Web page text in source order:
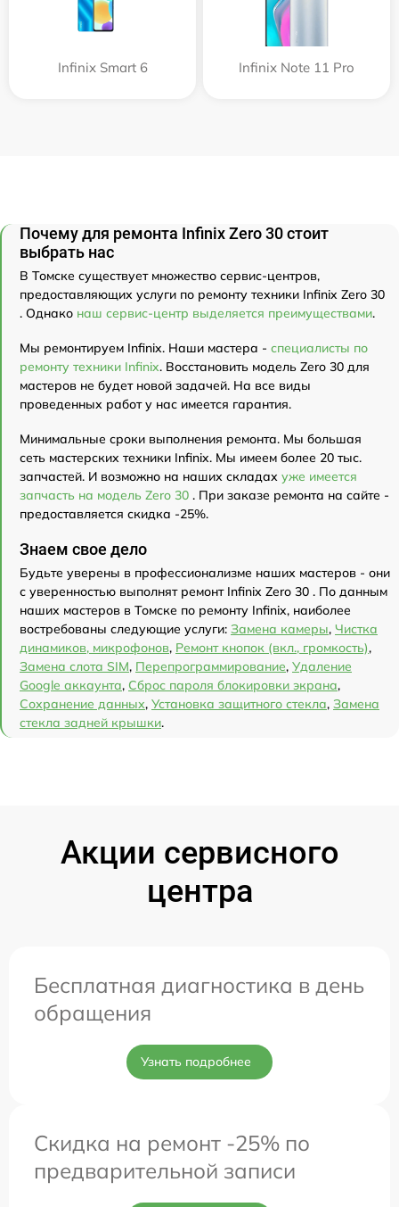
Infinix Smart 6 Infinix Note 11 Pro
Почему для ремонта Infinix Zero 30 стоит
выбрать нас
В Томске существует множество сервис-центров,
предоставляющих услуги по ремонту техники Infinix Zero 30
. Однако наш сервис-центр выделяется преимуществами.
Мы ремонтируем Infinix. Наши мастера - специалисты по
ремонту техники Infinix. Восстановить модель Zero 30 для
мастеров не будет новой задачей. На все виды
проведенных работ у нас имеется гарантия.
Минимальные сроки выполнения ремонта. Мы большая
сеть мастерских техники Infinix. Мы имеем более 20 тыс.
запчастей. И возможно на наших складах уже имеется
запчасть на модель Zero 30 . При заказе ремонта на сайте -
предоставляется скидка -25%.
Знаем свое дело
Будьте уверены в профессионализме наших мастеров - они
с уверенностью выполнят ремонт Infinix Zero 30 . По данным
наших мастеров в Томске по ремонту Infinix, наиболее
востребованы следующие услуги: Замена камеры, Чистка
динамиков, микрофонов, Ремонт кнопок (вкл., громкость),
Замена слота SIM, Перепрограммирование, Удаление
Google аккаунта, Сброс пароля блокировки экрана,
Сохранение данных, Установка защитного стекла, Замена
стекла задней крышки.
Акции сервисного
центра
Бесплатная диагностика в день
обращения
Узнать подробнее
Скидка на ремонт -25% по
предварительной записи